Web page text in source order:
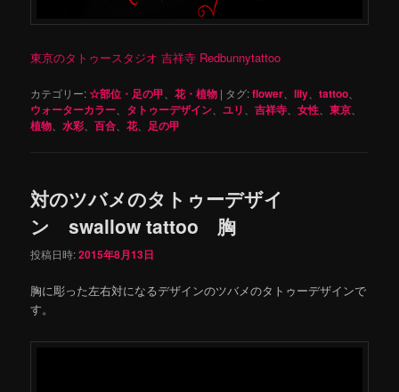
東京のタトゥースタジオ 吉祥寺 Redbunnytattoo
カテゴリー:☆部位・足の甲 、花・植物 | タグ:flower 、lily 、tattoo
ウォーターカラー タトゥーデザイン 、ユリ 、吉祥寺 、女性 、東京
植物 、水彩 、百合 、花、 足の甲
対のツバメのタトゥーデザイ
ン swallow tattoo 胸
投稿日時:2015年8月13日
胸に彫った左右対になるデザインのツバメのタトゥーデザインで
す。